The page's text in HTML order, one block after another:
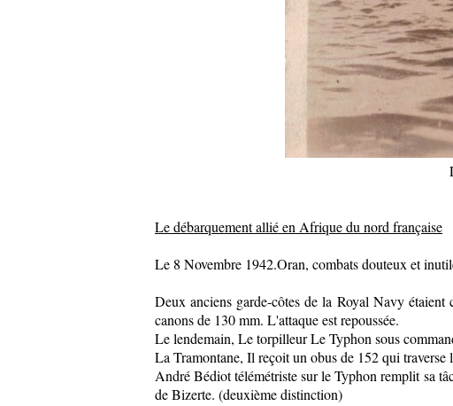
Le débarquement allié en Afrique du nord française
Le 8 Novembre 1942.Oran, combats douteux et
Deux anciens garde-côtes de la Royal Navy
canons de 130 mm. L'attaque est repoussée.
Le lendemain, Le torpilleur Le Typhon sous
La Tramontane, Il reçoit un obus de 152 qui
André Bédiot télémétriste sur le Typhon remplit sa
de Bizerte. (deuxième distinction)